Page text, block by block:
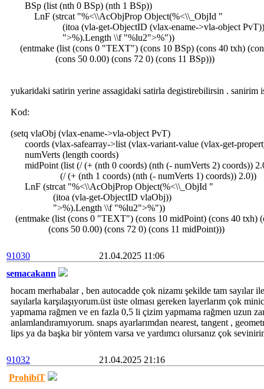
BSp (list (nth 0 BSp) (nth 1 BSp))
LnF (strcat "%<\\AcObjProp Object(%<\\_ObjId "
(itoa (vla-get-ObjectID (vlax-ename->vla-object
">%).Length \\f "%lu2">%"))
(entmake (list (cons 0 "TEXT") (cons 10 BSp) (cons 40 txh)
(cons 50 0.00) (cons 72 0) (cons 11 BSp)))
yukaridaki satirin yerine assagidaki satirla degistirebilirsin . sanirim
Kod:
(setq vlaObj (vlax-ename->vla-object PvT)
coords (vlax-safearray->list (vlax-variant-value (vlax-get-
numVerts (length coords)
midPoint (list (/ (+ (nth 0 coords) (nth (- numVerts 2) coords))
(/ (+ (nth 1 coords) (nth (- numVerts 1) coords)) 2.0))
LnF (strcat "%<\\AcObjProp Object(%<\\_ObjId "
(itoa (vla-get-ObjectID vlaObj))
">%).Length \\f "%lu2">%"))
(entmake (list (cons 0 "TEXT") (cons 10 midPoint) (cons 40 txh)
(cons 50 0.00) (cons 72 0) (cons 11 midPoint)))
91030
21.04.2025 11:06
semacakann
hocam merhabalar , ben autocadde çok nizamı şekilde tam sayılar
sayılarla karşılaşıyorum.üst üste olması gereken layerlarım çok
yapmama rağmen ve en fazla 0,5 li çizim yapmama rağmen uzun
anlamlandıramıyorum. snaps ayarlarımdan nearest, tangent ,
lips ya da başka bir yöntem varsa ve yardımcı olursanız çok
91032
21.04.2025 21:16
ProhibiT